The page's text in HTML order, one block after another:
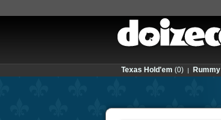
Texas Hold'em (0) | Rummy